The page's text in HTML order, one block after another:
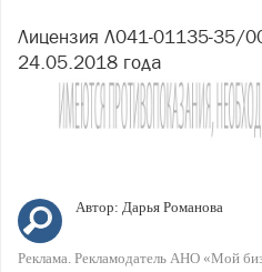
Лицензия Л041-01135-35/
24.05.2018 года
Автор: Дарья Романова
Реклама. Рекламодатель АНО «Мой